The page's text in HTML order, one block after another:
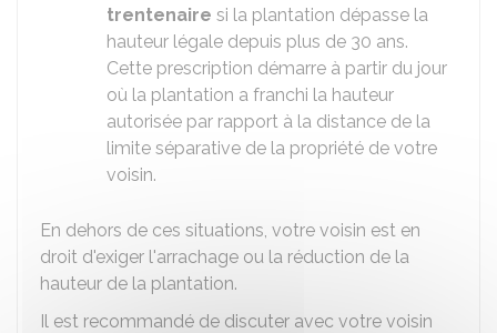
trentenaire si la plantation dépasse la
hauteur légale depuis plus de 30 ans.
Cette prescription démarre à partir du jour
où la plantation a franchi la hauteur
autorisée par rapport à la distance de la
limite séparative de la propriété de votre
voisin.
En dehors de ces situations, votre voisin est en
droit d'exiger l'arrachage ou la réduction de la
hauteur de la plantation.
Il est recommandé de discuter avec votre voisin